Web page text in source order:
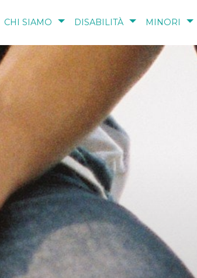
CHI SIAMO DISABILITÀ MINORI